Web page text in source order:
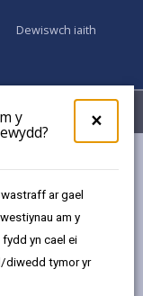
×
y
ar gael
am y
yn cael ei
diwedd tymor yr
Dewiswch iaith
(Tachwedd)